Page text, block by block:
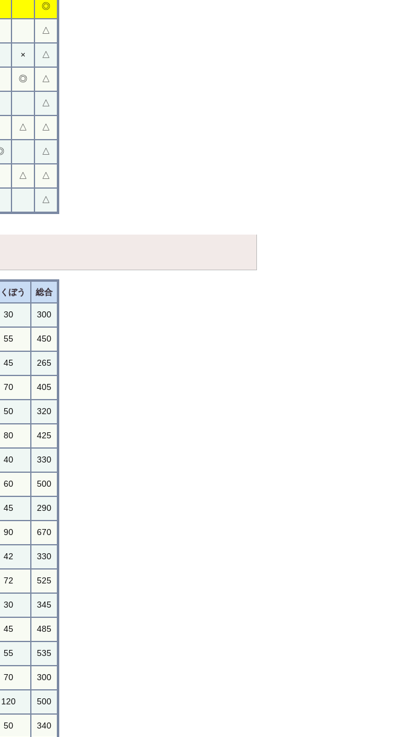
◎
△
× △
◎ △
△
△ △
△
△ △
△
ぼう 総合
30 300
55 450
45 265
70 405
50 320
80 425
40 330
60 500
45 290
90 670
42 330
72 525
30 345
45 485
55 535
70 300
120 500
50 340